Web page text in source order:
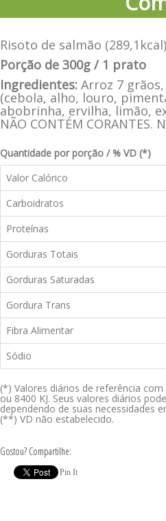
Risoto de salmão (289,1kcal)
Porção de 300g / 1 prato
Ingredientes: Arroz 7
(cebola, alho, louro,
abobrinha, ervilha, limão,
NÃO CONTÉM CORANTES.
Quantidade por porção / % VD (*)
Valor Calórico
Carboidratos
Proteínas
Gorduras Totais
Gorduras Saturadas
Gordura Trans
Fibra Alimentar
Sódio
(*) Valores diários de referência
ou 8400 KJ. Seus valores diários
dependendo de suas necessidades
(**) VD não estabelecido.
Gostou? Compartilhe:
Pin It